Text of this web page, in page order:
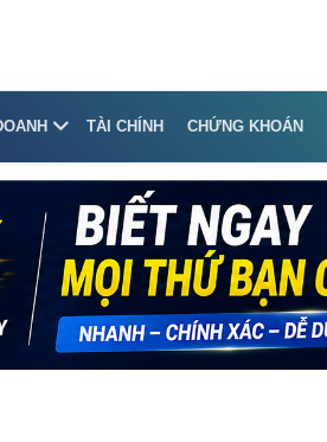
TÀI CHÍNH CHỨNG KHOÁN